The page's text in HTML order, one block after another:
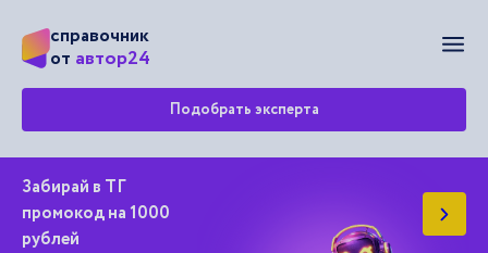
справочник
от автор24
Подобрать эксперта
Забирай в ТГ
промокод на 1000
рублей